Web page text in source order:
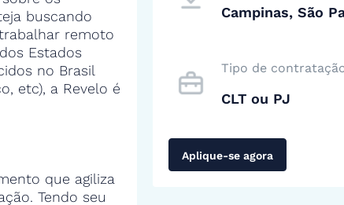
buscando
remoto
Estados
no Brasil
etc), a Revelo é
que agiliza
Tendo seu
Campinas, São
Tipo de
CLT ou PJ
Aplique-se agora